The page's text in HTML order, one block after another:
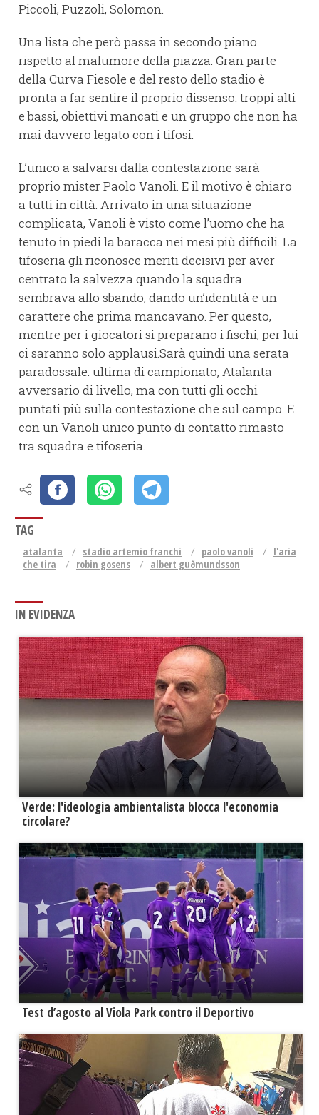
Piccoli, Puzzoli, Solomon.
Una lista che però passa in secondo piano
rispetto al malumore della piazza. Gran parte
della Curva Fiesole e del resto dello stadio è
pronta a far sentire il proprio dissenso: troppi alti
e bassi, obiettivi mancati e un gruppo che non ha
mai davvero legato con i tifosi.
L’unico a salvarsi dalla contestazione sarà
proprio mister Paolo Vanoli. E il motivo è chiaro
a tutti in città. Arrivato in una situazione
complicata, Vanoli è visto come l’uomo che ha
tenuto in piedi la baracca nei mesi più difficili. La
tifoseria gli riconosce meriti decisivi per aver
centrato la salvezza quando la squadra
sembrava allo sbando, dando un’identità e un
carattere che prima mancavano. Per questo,
mentre per i giocatori si preparano i fischi, per lui
ci saranno solo applausi.Sarà quindi una serata
paradossale: ultima di campionato, Atalanta
avversario di livello, ma con tutti gli occhi
puntati più sulla contestazione che sul campo. E
con un Vanoli unico punto di contatto rimasto
tra squadra e tifoseria.
TAG
atalanta stadio artemio franchi paolo vanoli
l'aria
che tira
robin gosens albert guðmundsson
IN EVIDENZA
Verde: l'ideologia ambientalista blocca l'economia
circolare?
Test d’agosto al Viola Park contro il Deportivo